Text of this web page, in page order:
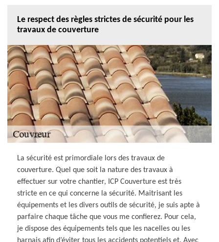
Le respect des règles strictes de sécurité pour les
travaux de couverture
La sécurité est primordiale lors des travaux de
couverture. Quel que soit la nature des travaux à
effectuer sur votre chantier, ICP Couverture est très
stricte en ce qui concerne la sécurité. Maitrisant les
équipements et les divers outils de sécurité, je suis apte à
parfaire chaque tâche que vous me confierez. Pour cela,
je dispose des équipements tels que les nacelles ou les
harnais afin d’éviter tous les accidents potentiels et. Avec